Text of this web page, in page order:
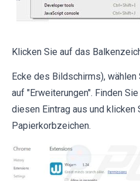
Klicken Sie auf das
Ecke des Bildschirms),
auf "Erweiterungen". Finden Sie
diesen Eintrag aus und klicken
Papierkorbzeichen.